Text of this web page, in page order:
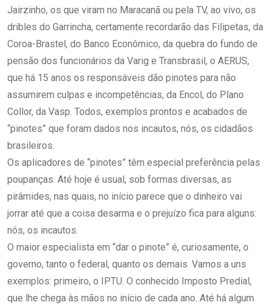
Jairzinho, os que viram no Maracanã ou pela TV, ao vivo, os
dribles do Garrincha, certamente recordarão das Filipetas, da
Coroa-Brastel, do Banco Econômico, da quebra do fundo de
pensão dos funcionários da Varig e Transbrasil, o AERUS,
que há 15 anos os responsáveis dão pinotes para não
assumirem culpas e incompetências, da Encol, do Plano
Collor, da Vasp. Todos, exemplos prontos e acabados de
“pinotes” que foram dados nos incautos, nós, os cidadãos
brasileiros.
Os aplicadores de “pinotes” têm especial preferência pelas
poupanças. Até hoje é usual, sob formas diversas, as
pirâmides, nas quais, no início parece que o dinheiro vai
jorrar até que a coisa desarma e o prejuízo fica para alguns:
nós, os incautos.
O maior especialista em “dar o pinote” é, curiosamente, o
governo, tanto o federal, quanto os demais. Vamos a uns
exemplos: primeiro, o IPTU. O conhecido Imposto Predial,
que lhe chega às mãos no início de cada ano. Até há algum